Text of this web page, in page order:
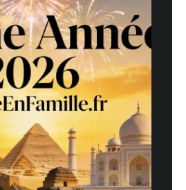
de vos commentaires sont